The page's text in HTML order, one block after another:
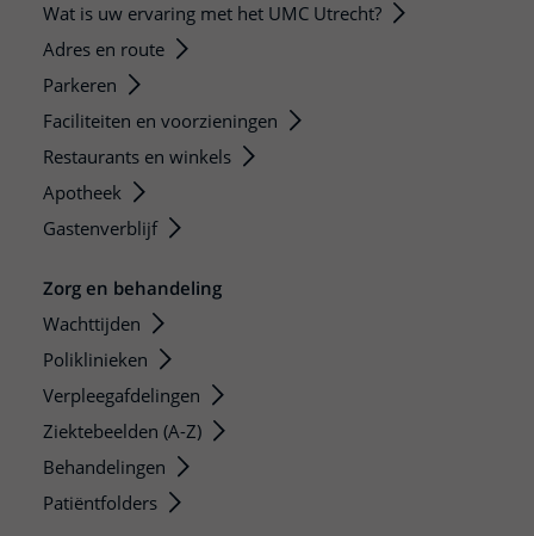
Wat is uw ervaring met het UMC Utrecht?
Adres en route
Parkeren
Faciliteiten en voorzieningen
Restaurants en winkels
Apotheek
Gastenverblijf
Zorg en behandeling
Wachttijden
Poliklinieken
Verpleegafdelingen
Ziektebeelden (A-Z)
Behandelingen
Patiëntfolders